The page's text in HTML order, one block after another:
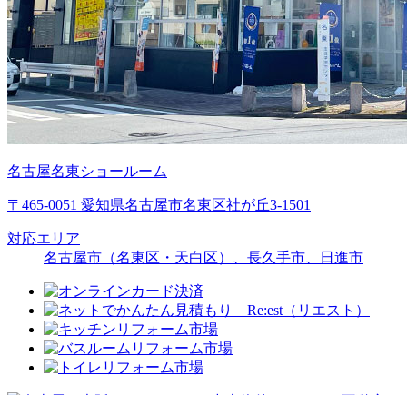
名古屋名東ショールーム
〒465-0051 愛知県名古屋市名東区社が丘3-1501
対応エリア
名古屋市（名東区・天白区）、長久手市、日進市